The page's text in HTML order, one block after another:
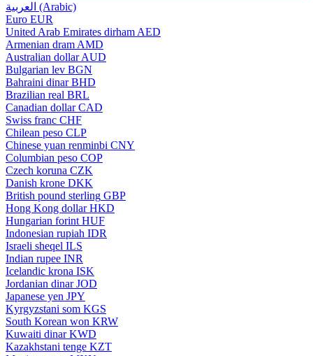
العربية (Arabic)
Euro EUR
United Arab Emirates dirham AED
Armenian dram AMD
Australian dollar AUD
Bulgarian lev BGN
Bahraini dinar BHD
Brazilian real BRL
Canadian dollar CAD
Swiss franc CHF
Chilean peso CLP
Chinese yuan renminbi CNY
Columbian peso COP
Czech koruna CZK
Danish krone DKK
British pound sterling GBP
Hong Kong dollar HKD
Hungarian forint HUF
Indonesian rupiah IDR
Israeli sheqel ILS
Indian rupee INR
Icelandic krona ISK
Jordanian dinar JOD
Japanese yen JPY
Kyrgyzstani som KGS
South Korean won KRW
Kuwaiti dinar KWD
Kazakhstani tenge KZT